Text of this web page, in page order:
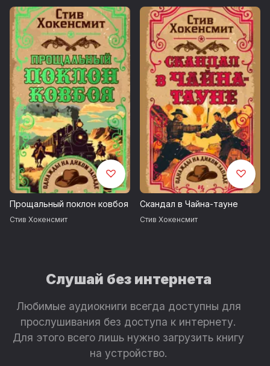
Прощальный поклон ковбоя
Стив Хокенсмит
Скандал в Чайна-тауне
Стив Хокенсмит
Слушай без интернета
Любимые аудиокниги всегда доступны для
прослушивания без доступа к интернету.
Для этого всего лишь нужно загрузить книгу
на устройство.